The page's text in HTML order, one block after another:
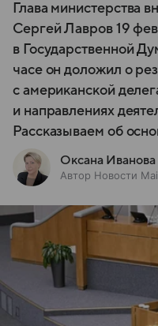
Глава министерства
Сергей Лавров 19
в Государственной
часе он доложил о
с американской
и направлениях
Рассказываем об
Оксана Иванова
Автор Новости